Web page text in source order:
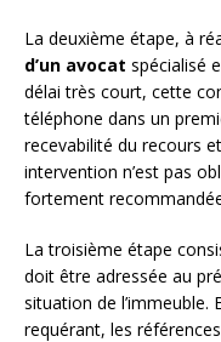
La deuxième étape, à
d’un avocat spécialisé
délai très court, cette
téléphone dans un
recevabilité du recours
intervention n’est pas
fortement
La troisième étape
doit être adressée au
situation de l’immeuble.
requérant, les